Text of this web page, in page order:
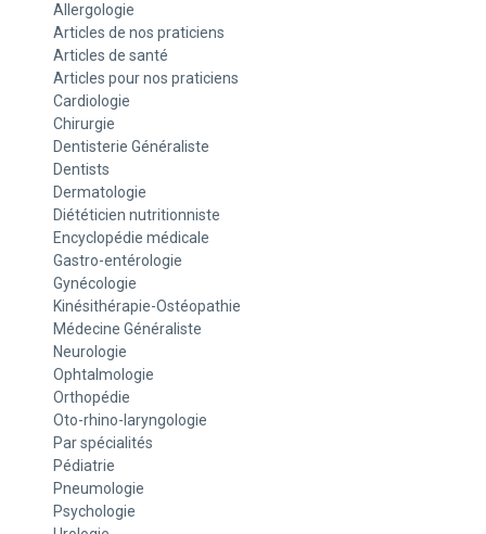
Allergologie
Articles de nos praticiens
Articles de santé
Articles pour nos praticiens
Cardiologie
Chirurgie
Dentisterie Généraliste
Dentists
Dermatologie
Diététicien nutritionniste
Encyclopédie médicale
Gastro-entérologie
Gynécologie
Kinésithérapie-Ostéopathie
Médecine Généraliste
Neurologie
Ophtalmologie
Orthopédie
Oto-rhino-laryngologie
Par spécialités
Pédiatrie
Pneumologie
Psychologie